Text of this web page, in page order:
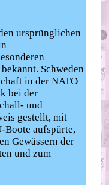
ursprünglichen
Schweden
in der NATO
bei der
und
gestellt, mit
Boote aufspürte,
Gewässern der
und zum